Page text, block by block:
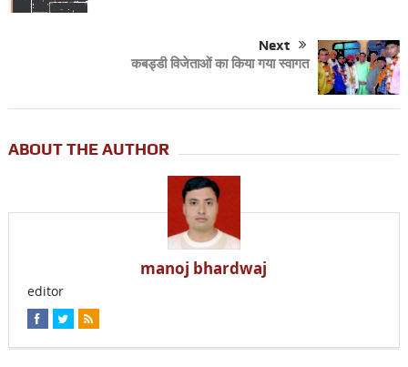
Next
कबड्डी विजेताओं का किया गया स्वागत
ABOUT THE AUTHOR
manoj bhardwaj
editor